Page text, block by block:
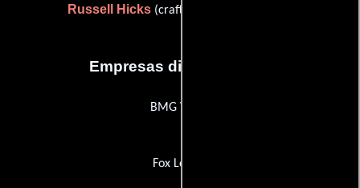
Russell Hicks(craft service assistant (u))
Empresas distribuidoras
BMG Video
Fox Lorber